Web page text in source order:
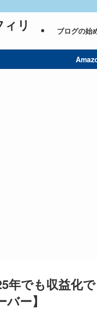
リ ブログの始
年でも収益化
ー】